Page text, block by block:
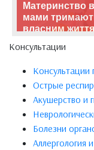
Материнство в
мами
власним
Консультации
Консультации
Острые
Акушерство и
Болезни
Аллергология